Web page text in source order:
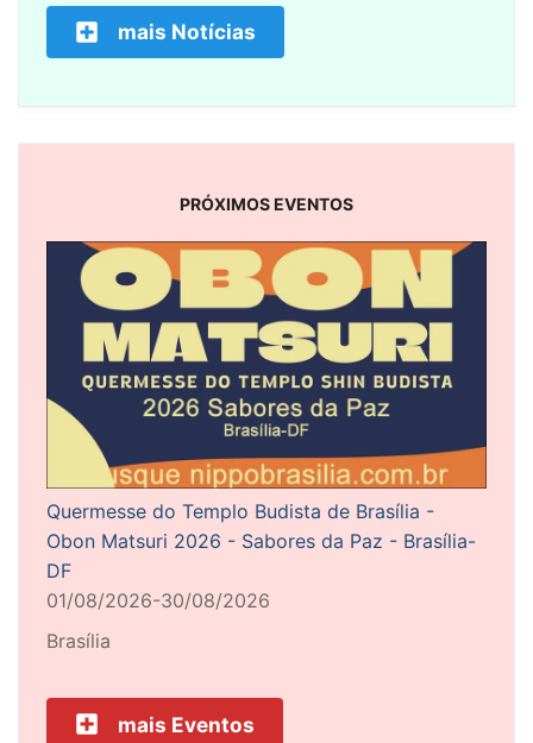
mais Notícias
PRÓXIMOS EVENTOS
Quermesse do Templo Budista de Brasília -
Obon Matsuri 2026 - Sabores da Paz - Brasília-
DF
01/08/2026-30/08/2026
Brasília
mais Eventos